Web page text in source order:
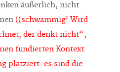
äußerlich, nicht
((schwammig! Wird
der denkt nicht“,
fundierten Kontext
platziert: es sind die